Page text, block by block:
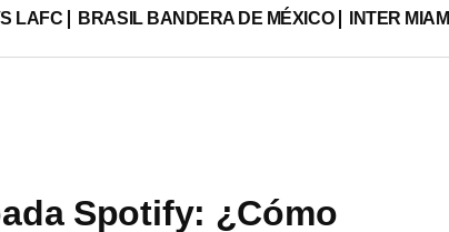
LAFC BRASIL BANDERA DE MÉXICO INTER
Spotify: ¿Cómo